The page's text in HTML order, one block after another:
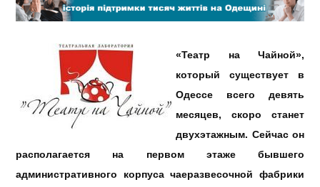
«Театр на Чайной»,
который существует в
Одессе всего девять
месяцев, скоро станет
двухэтажным. Сейчас он
располагается на первом этаже бывшего
административного корпуса чаеразвесочной фабрики